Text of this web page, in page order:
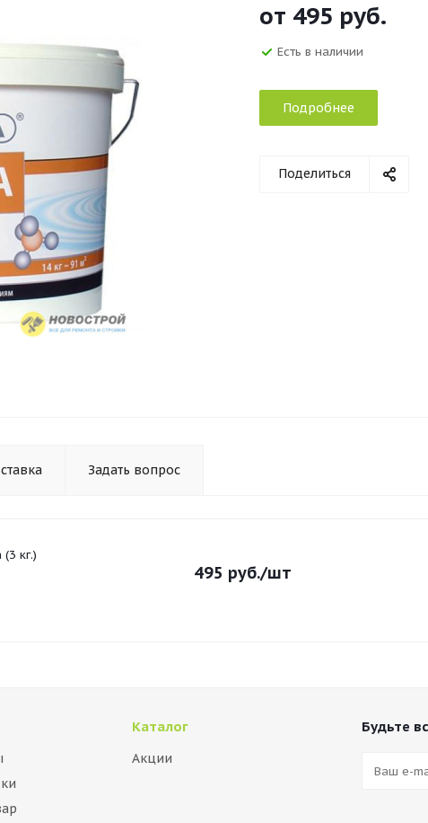
от 495 руб.
Есть в наличии
Подробнее
Поделиться
Задать вопрос
кг.)
495 руб./шт
Каталог
Акции
Будьте